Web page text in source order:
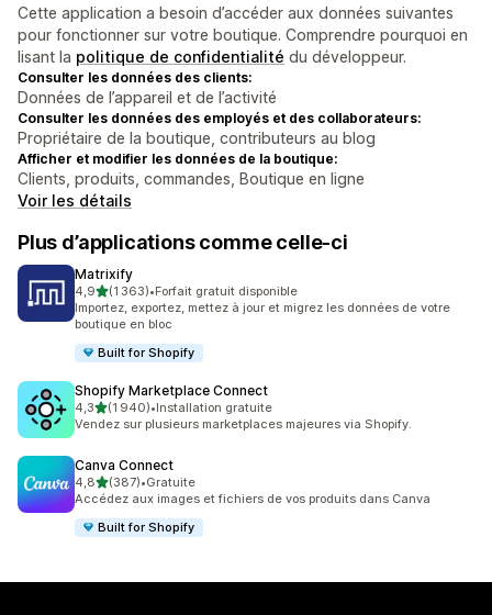
Cette application a besoin d’accéder aux données suivantes
pour fonctionner sur votre boutique. Comprendre pourquoi en
lisant la politique de confidentialité du développeur.
Consulter les données des clients:
Données de l’appareil et de l’activité
Consulter les données des employés et des collaborateurs:
Propriétaire de la boutique, contributeurs au blog
Afficher et modifier les données de la boutique:
Clients, produits, commandes, Boutique en ligne
Voir les détails
Plus d’applications comme celle-ci
Matrixify
4,9étoile(s) sur 5
(1 363)
1363 avis au total
•Forfait gratuit disponible
Importez, exportez, mettez à jour et migrez les données de votre
boutique en bloc
Built for Shopify
Shopify Marketplace Connect
4,3étoile(s) sur 5
(1 940)
1940 avis au total
•Installation gratuite
Vendez sur plusieurs marketplaces majeures via Shopify.
Canva Connect
4,8étoile(s) sur 5
(387)
387 avis au total
•Gratuite
Accédez aux images et fichiers de vos produits dans Canva
Built for Shopify